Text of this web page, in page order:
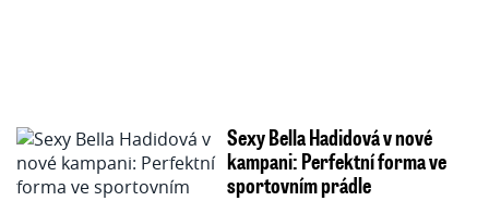
Sexy Bella Hadidová v nové
kampani: Perfektní forma ve
sportovním prádle